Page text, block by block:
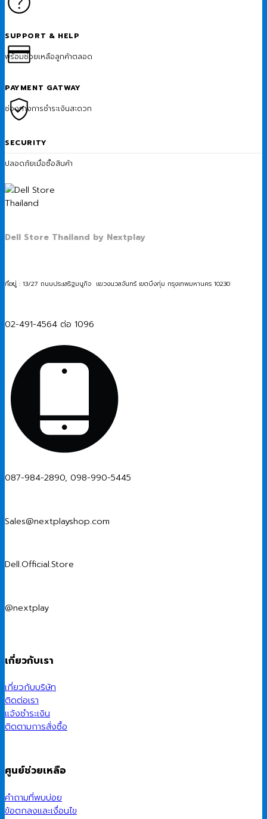
SUPPORT & HELP
พร้อมช่วยเหลือลูกค้าตลอด
PAYMENT GATWAY
ช่องทางการชำระเงินสะดวก
SECURITY
ปลอดภัยเมื่อซื้อสินค้า
Dell Store Thailand by Nextplay
ที่อยู่ : 13/27 ถนนประเสริฐมนูกิจ แขวงนวลจันทร์ เขตบึงกุ่ม กรุงเทพมหานคร 10230
02-491-4564 ต่อ 1096
087-984-2890, 098-990-5445
Sales@nextplayshop.com
Dell.Official.Store
@nextplay
เกี่ยวกับเรา
เกี่ยวกับบริษัท
ติดต่อเรา
แจ้งชำระเงิน
ติดตามการสั่งซื้อ
ศูนย์ช่วยเหลือ
คำถามที่พบบ่อย
ข้อตกลงและเงื่อนไข